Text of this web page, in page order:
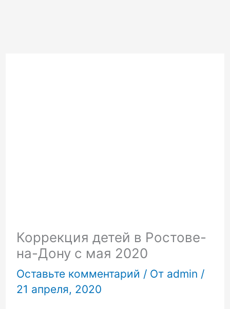
Коррекция детей в Ростове-
на-Дону с мая 2020
Оставьте комментарий / От admin /
21 апреля, 2020